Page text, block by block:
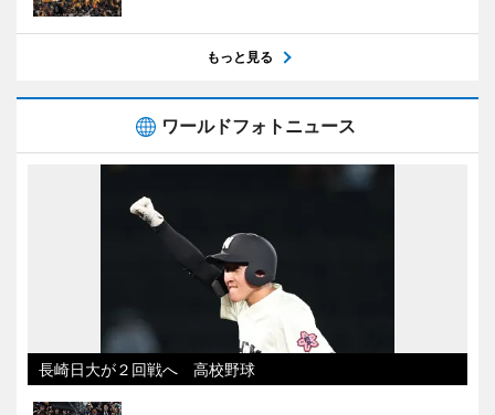
もっと見る
ワールドフォトニュース
長崎日大が２回戦へ 高校野球